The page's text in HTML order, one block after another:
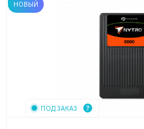
НОВЫЙ
ПОД ЗАКАЗ